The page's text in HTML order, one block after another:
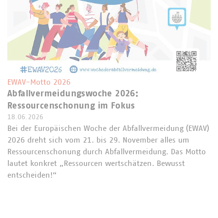
EWAV-Motto 2026
Abfallvermeidungswoche 2026:
Ressourcenschonung im Fokus
18.06.2026
Bei der Europäischen Woche der Abfallvermeidung (EWAV)
2026 dreht sich vom 21. bis 29. November alles um
Ressourcenschonung durch Abfallvermeidung. Das Motto
lautet konkret „Ressourcen wertschätzen. Bewusst
entscheiden!“